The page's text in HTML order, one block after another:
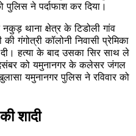
ने पर्दाफाश कर दिया।
थाना क्षेत्र के टिडोली गांव
गंगोत्री कॉलोनी निवासी प्रेमिका
हत्या के बाद उसका सिर साथ ले
को यमुनानगर के कलेसर जंगल
यमुनानगर पुलिस ने रविवार को
शादी